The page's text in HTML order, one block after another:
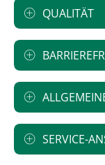
QUALITÄT
SERVICE-